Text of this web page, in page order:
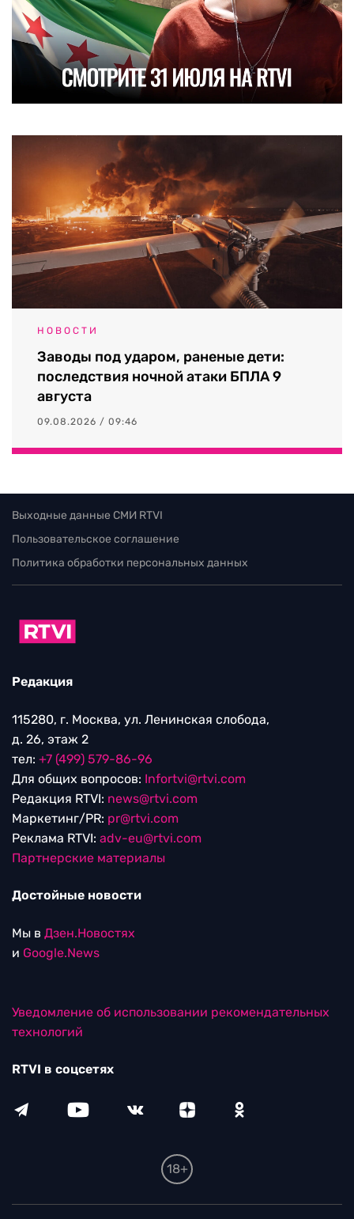
НОВОСТИ
Заводы под ударом, раненые дети:
последствия ночной атаки БПЛА 9
августа
09.08.2026 / 09:46
Выходные данные СМИ RTVI
Пользовательское соглашение
Политика обработки персональных данных
Редакция
115280, г. Москва, ул. Ленинская слобода,
д. 26, этаж 2
тел: +7 (499) 579-86-96
Для общих вопросов: Infortvi@rtvi.com
Редакция RTVI: news@rtvi.com
Маркетинг/PR: pr@rtvi.com
Реклама RTVI: adv-eu@rtvi.com
Партнерские материалы
Достойные новости
Мы в Дзен.Новостях
и Google.News
Уведомление об использовании рекомендательных
технологий
RTVI в соцсетях
18+